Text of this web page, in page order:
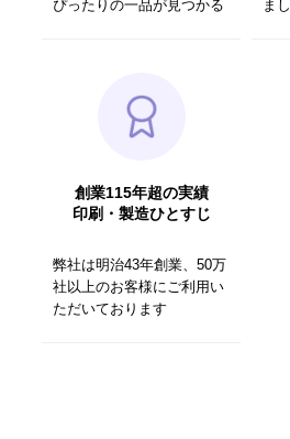
ぴったりの一品が見つかる
ま
創業115年超の実績
印刷・製造ひとすじ
弊社は明治43年創業、50万
社以上のお客様にご利用い
ただいております